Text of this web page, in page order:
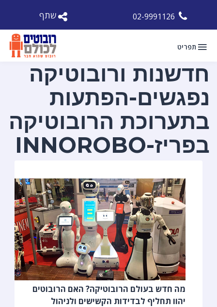
שתף
תפריט
חדשנות ורובוטיקה
נפגשים-הפתעות
בתערוכת הרובוטיקה
בפריז-INNOROBO
מה חדש בעולם הרובוטיקה? האם הרובוטים
יהוו תחליף לבדידות הקשישים ולניהול